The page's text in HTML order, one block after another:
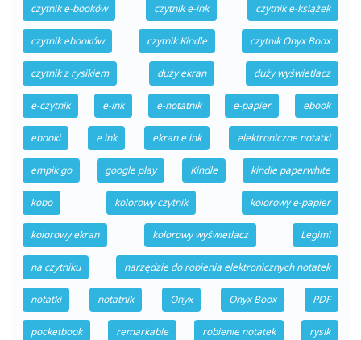
czytnik e-booków czytnik e-ink czytnik e-książek
czytnik ebooków czytnik Kindle czytnik Onyx Boox
czytnik z rysikiem duży ekran duży wyświetlacz
e-czytnik e-ink e-notatnik e-papier ebook
ebooki e ink ekran e ink elektroniczne notatki
empik go google play Kindle kindle paperwhite
kobo kolorowy czytnik kolorowy e-papier
kolorowy ekran kolorowy wyświetlacz Legimi
na czytniku narzędzie do robienia elektronicznych notatek
notatki notatnik Onyx Onyx Boox PDF
pocketbook remarkable robienie notatek rysik